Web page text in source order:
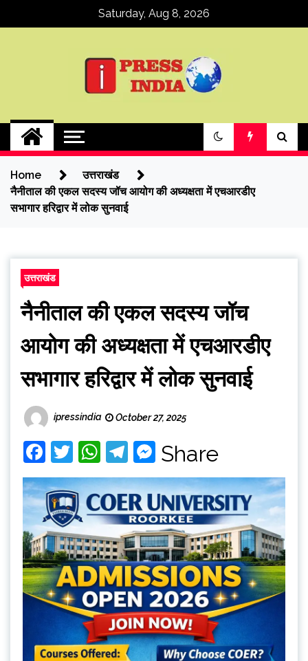
Saturday, Aug 8, 2026
ipressindia
Home
उत्तराखंड
नैनीताल की एकल सदस्य जॉच आयोग की अध्यक्षता में एचआरडीए
सभागार हरिद्वार में लोक सुनवाई
उत्तराखंड
नैनीताल की एकल सदस्य जॉच
आयोग की अध्यक्षता में एचआरडीए
सभागार हरिद्वार में लोक सुनवाई
ipressindia October 27, 2025
Facebook
Twitter
WhatsApp
Telegram
Messenger
Share